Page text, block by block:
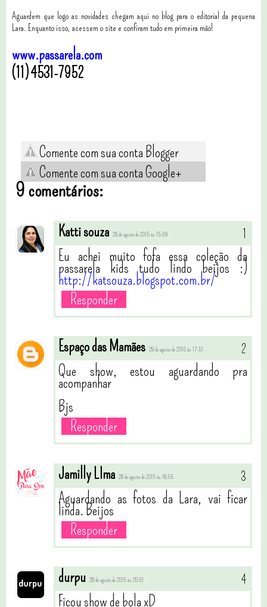
Aguardem que logo as novidades chegam aqui no blog para o editorial da pequena
Lara. Enquanto isso, acessem o site e confiram tudo em primeira mão!
www.passarela.com
(11) 4531-7952
Comente com sua conta Blogger
Comente com sua conta Google+
9 comentários:
Katti souza 28 de agosto de 2015 às 15:59
Eu achei muito fofa essa coleção da
passarela kids tudo lindo beijos :)
http://katsouza.blogspot.com.br/
Responder
Espaço das Mamães 28 de agosto de 2015 às 17:51
Que show, estou aguardando pra
acompanhar
Bjs
Responder
Jamilly LIma 28 de agosto de 2015 às 18:55
Aguardando as fotos da Lara, vai ficar
linda. Beijos
Responder
durpu 28 de agosto de 2015 às 20:51
Ficou show de bola xD